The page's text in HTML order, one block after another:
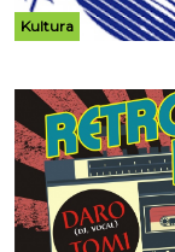
Kultura